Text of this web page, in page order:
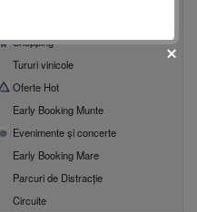
Shopping
Tururi vinicole
Oferte Hot
Early Booking Munte
Evenimente şi concerte
Early Booking Mare
Parcuri de Distracție
Circuite
facebook